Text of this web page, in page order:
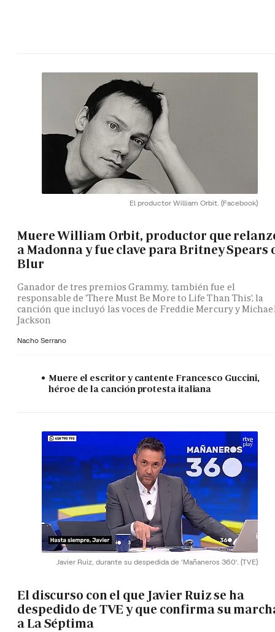
El productor William Orbit. (Facebook)
Muere William Orbit, productor que
a Madonna y fue clave para Britney Spears
Blur
Ganador de tres premios Grammy, también fue el
responsable de 'There Must Be More to Life Than This', la
canción que incluyó las voces de Freddie Mercury y
Jackson
Nacho Serrano
Muere el escritor y cantente Francesco Guccini,
héroe de la canción protesta italiana
Javier Ruiz, durante su despedida de 'Mañaneros 360'. (TVE)
El discurso con el que Javier Ruiz se ha
despedido de TVE y que confirma su
a La Séptima